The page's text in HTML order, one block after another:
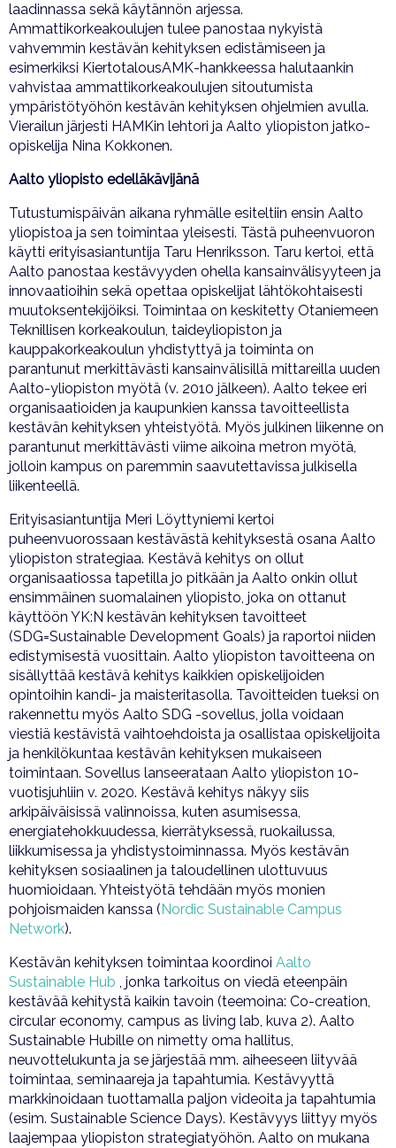
laadinnassa sekä käytännön arjessa.
Ammattikorkeakoulujen tulee panostaa nykyistä
vahvemmin kestävän kehityksen edistämiseen ja
esimerkiksi KiertotalousAMK-hankkeessa halutaankin
vahvistaa ammattikorkeakoulujen sitoutumista
ympäristötyöhön kestävän kehityksen ohjelmien avulla.
Vierailun järjesti HAMKin lehtori ja Aalto yliopiston jatko-
opiskelija Nina Kokkonen.
Aalto yliopisto edelläkävijänä
Tutustumispäivän aikana ryhmälle esiteltiin ensin Aalto
yliopistoa ja sen toimintaa yleisesti. Tästä puheenvuoron
käytti erityisasiantuntija Taru Henriksson. Taru kertoi, että
Aalto panostaa kestävyyden ohella kansainvälisyyteen ja
innovaatioihin sekä opettaa opiskelijat lähtökohtaisesti
muutoksentekijöiksi. Toimintaa on keskitetty Otaniemeen
Teknillisen korkeakoulun, taideyliopiston ja
kauppakorkeakoulun yhdistyttyä ja toiminta on
parantunut merkittävästi kansainvälisillä mittareilla uuden
Aalto-yliopiston myötä (v. 2010 jälkeen). Aalto tekee eri
organisaatioiden ja kaupunkien kanssa tavoitteellista
kestävän kehityksen yhteistyötä. Myös julkinen liikenne on
parantunut merkittävästi viime aikoina metron myötä,
jolloin kampus on paremmin saavutettavissa julkisella
liikenteellä.
Erityisasiantuntija Meri Löyttyniemi kertoi
puheenvuorossaan kestävästä kehityksestä osana Aalto
yliopiston strategiaa. Kestävä kehitys on ollut
organisaatiossa tapetilla jo pitkään ja Aalto onkin ollut
ensimmäinen suomalainen yliopisto, joka on ottanut
käyttöön YK:N kestävän kehityksen tavoitteet
(SDG=Sustainable Development Goals) ja raportoi niiden
edistymisestä vuosittain. Aalto yliopiston tavoitteena on
sisällyttää kestävä kehitys kaikkien opiskelijoiden
opintoihin kandi- ja maisteritasolla. Tavoitteiden tueksi on
rakennettu myös Aalto SDG -sovellus, jolla voidaan
viestiä kestävistä vaihtoehdoista ja osallistaa opiskelijoita
ja henkilökuntaa kestävän kehityksen mukaiseen
toimintaan. Sovellus lanseerataan Aalto yliopiston 10-
vuotisjuhliin v. 2020. Kestävä kehitys näkyy siis
arkipäiväisissä valinnoissa, kuten asumisessa,
energiatehokkuudessa, kierrätyksessä, ruokailussa,
liikkumisessa ja yhdistystoiminnassa. Myös kestävän
kehityksen sosiaalinen ja taloudellinen ulottuvuus
huomioidaan. Yhteistyötä tehdään myös monien
pohjoismaiden kanssa (Nordic Sustainable Campus
Network).
Kestävän kehityksen toimintaa koordinoi Aalto
Sustainable Hub , jonka tarkoitus on viedä eteenpäin
kestävää kehitystä kaikin tavoin (teemoina: Co-creation,
circular economy, campus as living lab, kuva 2). Aalto
Sustainable Hubille on nimetty oma hallitus,
neuvottelukunta ja se järjestää mm. aiheeseen liityvää
toimintaa, seminaareja ja tapahtumia. Kestävyyttä
markkinoidaan tuottamalla paljon videoita ja tapahtumia
(esim. Sustainable Science Days). Kestävyys liittyy myös
laajempaa yliopiston strategiatyöhön. Aalto on mukana